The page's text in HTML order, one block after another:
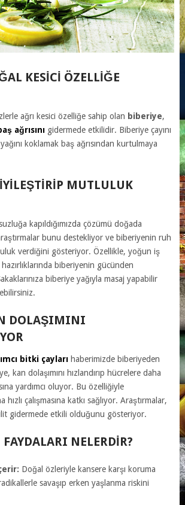
KESICI ÖZELLIĞE
ağrı kesici özelliğe sahip olan biberiye,
ağrısınıgidermede etkilidir. Biberiye çayını
koklamak baş ağrısından kurtulmaya
MUTLULUK
kapıldığımızda çözümü doğada
bunu destekliyor ve biberiyenin ruh
verdiğini gösteriyor. Özellikle, yoğun iş
biberiyenin gücünden
biberiye yağıyla masaj yapabilir
DOLAŞIMINI
bitki çaylarıhaberimizde biberiyeden
kan dolaşımını hızlandırıp hücrelere daha
yardımcı oluyor. Bu özelliğiyle
çalışmasına katkı sağlıyor. Araştırmalar,
gidermede etkili olduğunu gösteriyor.
NELERDIR?
Doğal özleriyle kansere karşı koruma
savaşıp erken yaşlanma riskini